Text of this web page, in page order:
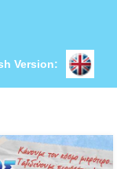
Version: